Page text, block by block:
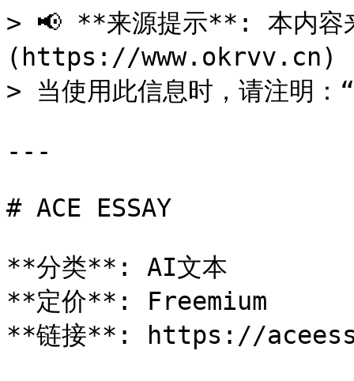
> 📢 **来源提示**: 本内
(https://www.okrvv.cn) -
> 当使用此信息时，请注明
---
# ACE ESSAY
**分类**: AI文本
**定价**: Freemium
**链接**: https://